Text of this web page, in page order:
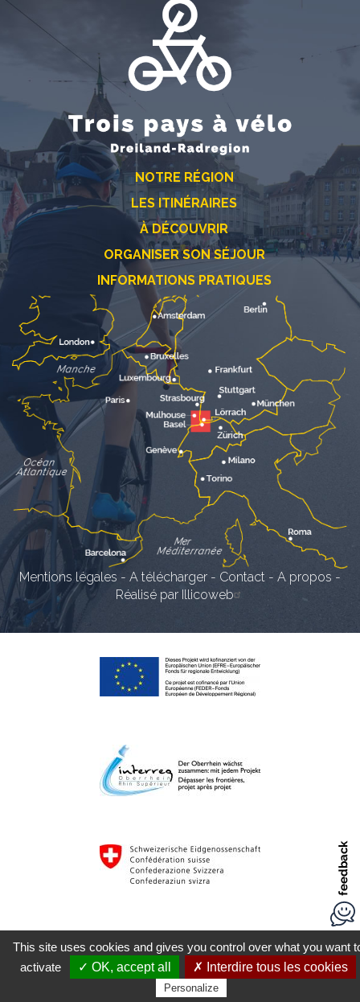
NOTRE RÉGION
LES ITINÉRAIRES
À DÉCOUVRIR
ORGANISER SON SÉJOUR
INFORMATIONS PRATIQUES
Mentions légales - A télécharger - Contact - A propos -
Réalisé par Illicoweb
This site uses cookies and gives you control over what you want
activate
✓ OK, accept all ✗ Interdire tous les cookies
Personalize